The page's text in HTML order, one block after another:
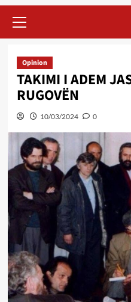
Menu
Opinion
TAKIMI I ADEM
RUGOVËN
10/03/2024 0